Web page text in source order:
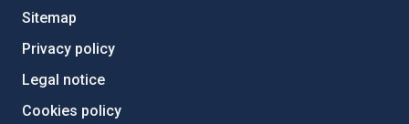
Sitemap
Privacy policy
Legal notice
Cookies policy